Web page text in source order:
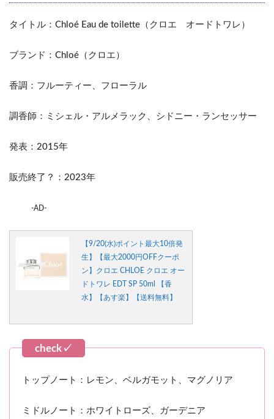
タイトル：Chloé Eau de toilette（クロエ オードトワレ）
ブランド：Chloé（クロエ）
香調：フルーティー、フローラル
調香師：ミシェル・アルメラック、シドニー・ランセッサー
発表：2015年
販売終了？：2023年
-AD-
【9/20(水)ポイント最大10倍発
生】【最大2000円OFFクーポ
ン】クロエ CHLOE クロエ オー
ドトワレ EDT SP 50ml 【香
水】【あす楽】【送料無料】
トップノート：レモン、ベルガモット、マグノリア
ミドルノート：ホワイトローズ、ガーデニア